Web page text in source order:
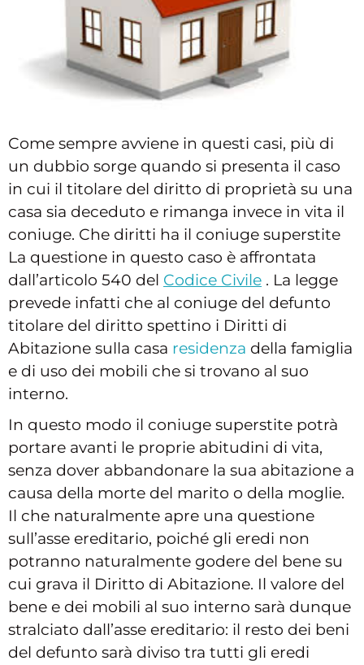
Come sempre avviene in questi casi, più di
un dubbio sorge quando si presenta il caso
in cui il titolare del diritto di proprietà su una
casa sia deceduto e rimanga invece in vita il
coniuge. Che diritti ha il coniuge superstite
La questione in questo caso è affrontata
dall’articolo 540 del Codice Civile . La legge
prevede infatti che al coniuge del defunto
titolare del diritto spettino i Diritti di
Abitazione sulla casa residenza della famiglia
e di uso dei mobili che si trovano al suo
interno.
In questo modo il coniuge superstite potrà
portare avanti le proprie abitudini di vita,
senza dover abbandonare la sua abitazione a
causa della morte del marito o della moglie.
Il che naturalmente apre una questione
sull’asse ereditario, poiché gli eredi non
potranno naturalmente godere del bene su
cui grava il Diritto di Abitazione. Il valore del
bene e dei mobili al suo interno sarà dunque
stralciato dall’asse ereditario: il resto dei beni
del defunto sarà diviso tra tutti gli eredi